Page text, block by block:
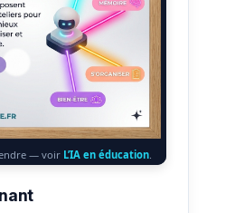
— voir L’IA en éducation.